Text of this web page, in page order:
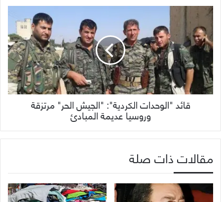
قائد "الوحدات الكردية": "الجيش الحر" مرتزقة
وروسيا عديمة المبادئ
مقالات ذات صلة